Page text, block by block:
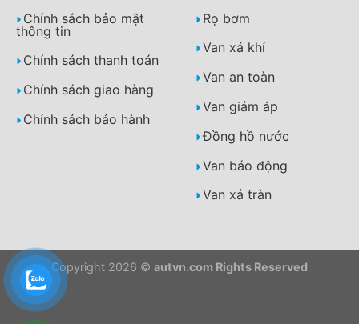
Chính sách bảo mật
thông tin
Chính sách thanh toán
Chính sách giao hàng
Chính sách bảo hành
Rọ bơm
Van xả khí
Van an toàn
Van giảm áp
Đồng hồ nước
Van báo động
Van xả tràn
Copyright 2026 © autvn.com Rights Reserved